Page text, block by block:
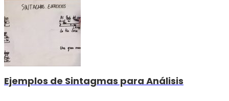
Ejemplos de Sintagmas para Análisis